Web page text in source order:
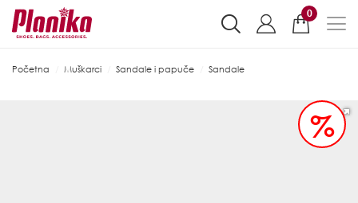
0
Početna Muškarci Sandale i papuče Sandale
%